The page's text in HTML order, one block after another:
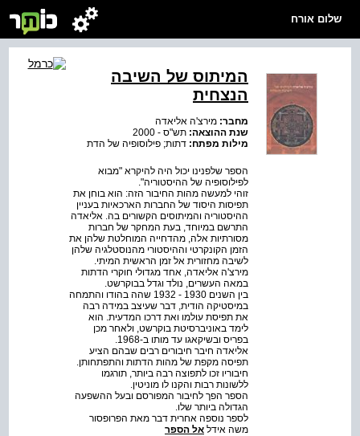
שלום אורח
המיתוס של השיבה
הנצחית
מחבר: מירצ'ה אליאדה
שנת ההוצאה: תש"ס - 2000
מילות מפתח: דתות; פילוסופיה של הדת
הספר שלפנינו יכול היה להיקרא "מבוא
לפילוסופיה של ההיסטוריה".
זוהי למעשה מהות החיבור הזה: הוא בוחן את
תפיסות היסוד של החברות הארכאיות בעניין
ההיסטוריה והמיתוסים הקשורים בה. אליאדה
התרשם במיוחד, בעת המחקר של חברות
מסורתיות אלה, מהדחייה המוחלטת שלהן את
הזמן הקונקרטי וההיסטורי מהנוסטלגיה שלהן
לשיבה מחזורית אל זמן הראשית המיתי.
מירצ'ה אליאדה, אחד מגדולי חוקרי הדתות
במאה העשרים, נולד וגדל בבוקרשט.
בין השנים 1930 - 1932 שהה בהודו והתמחה
במיסטיקה הודית, דבר שעיצב במידה רבה
את תפיסת עולמו ואת דרכו המדעית. הוא
לימד באוניברסיטת בוקרשט, ולאחר מכן
בפריס ובשיקאגו עד מותו ב-1968.
אליאדה חיבר חיבורים רבים שבהם הציע
תפיסה מקפת של מהות הדתות והתפתחותן.
חיבוריו זכו לתפוצה רבה ביותר, תורגמו
ללשונות רבות והקנו לו מוניטין.
הספר הפך לחיבור המפורסם ובעל ההשפעה
הגדולה ביותר שלו.
לספר נוספה אחרית דבר מאת הפרופסור
משה אידל אל הספר